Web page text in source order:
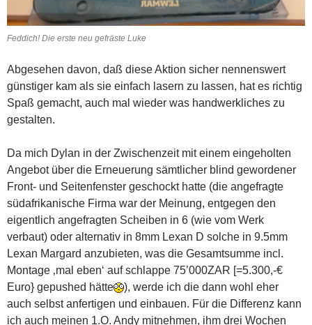
Feddich! Die erste neu gefräste Luke
Abgesehen davon, daß diese Aktion sicher nennenswert
günstiger kam als sie einfach lasern zu lassen, hat es richtig
Spaß gemacht, auch mal wieder was handwerkliches zu
gestalten.
Da mich Dylan in der Zwischenzeit mit einem eingeholten
Angebot über die Erneuerung sämtlicher blind gewordener
Front- und Seitenfenster geschockt hatte (die angefragte
südafrikanische Firma war der Meinung, entgegen den
eigentlich angefragten Scheiben in 6 (wie vom Werk
verbaut) oder alternativ in 8mm Lexan D solche in 9.5mm
Lexan Margard anzubieten, was die Gesamtsumme incl.
Montage ‚mal eben‘ auf schlappe 75’000ZAR [=5.300,-€
Euro} gepushed hätte
), werde ich die dann wohl eher
auch selbst anfertigen und einbauen. Für die Differenz kann
ich auch meinen 1.O. Andy mitnehmen, ihm drei Wochen